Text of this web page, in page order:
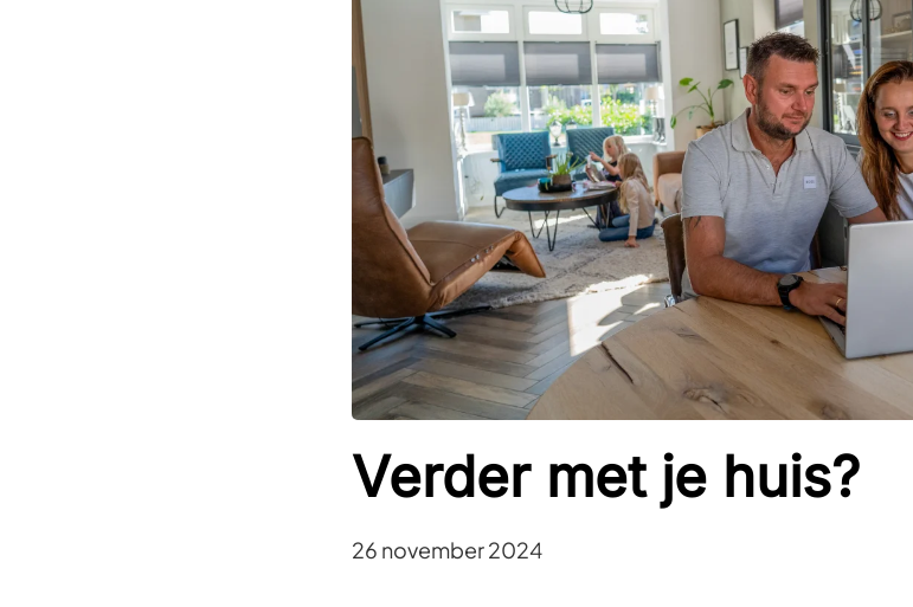
Verder met je huis?
26 november 2024